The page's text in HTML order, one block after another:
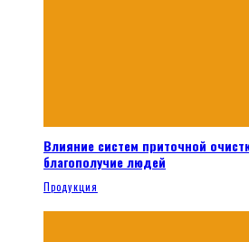
Влияние систем приточной
благополучие людей
Продукция